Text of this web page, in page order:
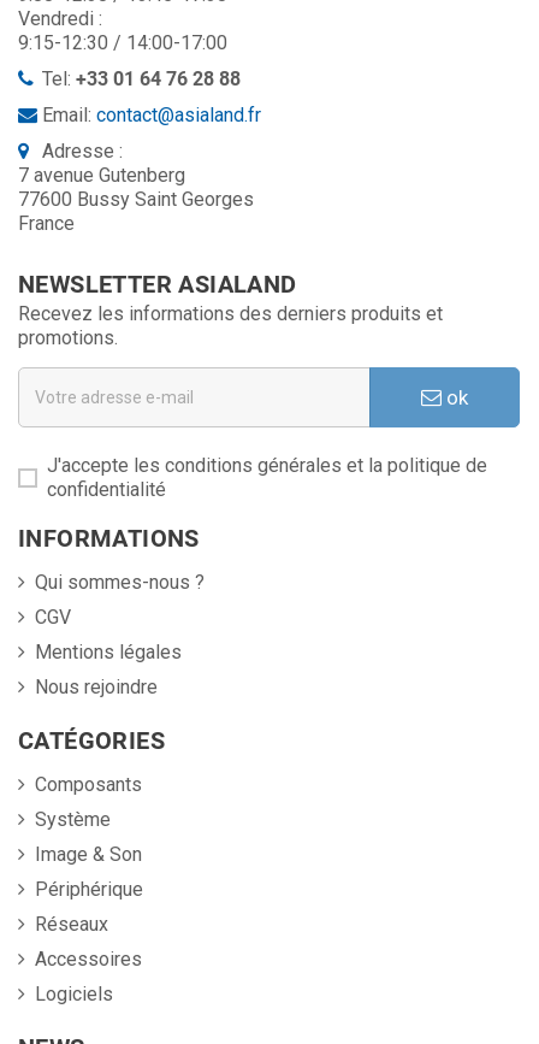
Vendredi :
9:15-12:30 / 14:00-17:00
Tel: +33 01 64 76 28 88
Email: contact@asialand.fr
Adresse :
7 avenue Gutenberg
77600 Bussy Saint Georges
France
NEWSLETTER ASIALAND
Recevez les informations des derniers produits et
promotions.
ok
J'accepte les conditions générales et la politique de
confidentialité
INFORMATIONS
Qui sommes-nous ?
CGV
Mentions légales
Nous rejoindre
CATÉGORIES
Composants
Système
Image & Son
Périphérique
Réseaux
Accessoires
Logiciels